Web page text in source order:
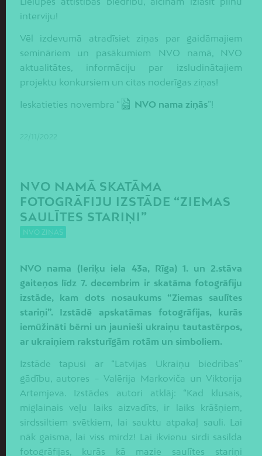
interviju!
Vēl izdevumā atradīsiet ziņas par gaidāmajiem
semināriem un pasākumiem NVO namā, NVO
aktualitātes, informāciju par izsludinātajiem
projektu konkursiem un citas noderīgas ziņas!
Ieskatieties novembra “ NVO nama ziņās”!
NVO NAMĀ SKATĀMA
FOTOGRĀFIJU IZSTĀDE “ZIEMAS
SAULĪTES STARIŅI”
NVO ZIŅAS
NVO nama (Ieriķu iela 43a, Rīga) 1. un 2.stāva
gaiteņos līdz 7. decembrim ir skatāma fotogrāfiju
izstāde, kam dots nosaukums “Ziemas saulītes
stariņi”. Izstādē apskatāmas fotogrāfijas, kurās
iemūžināti bērni un jaunieši ukraiņu tautastērpos,
ar ukraiņiem raksturīgām rotām un simboliem.
Izstāde tapusi ar “Latvijas Ukraiņu biedrības”
gādību, autores – Valērija Markoviča un Viktorija
Artemjeva. Izstādes autori atklāj: “Kad klusais,
miglainais veļu laiks aizvadīts, ir laiks krāšņiem,
sirdssiltiem svētkiem, lai sauktu atpakaļ sauli. Lai
nāk gaisma, lai viss mirdz! Lai ikvienu sirdi sasilda
fotogrāfijas, kurās kā mazie saulītes stariņi